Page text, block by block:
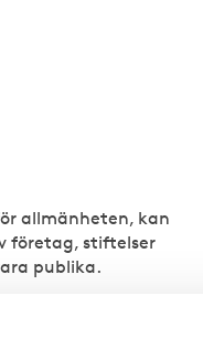
allmänheten, kan
företag, stiftelser
publika.